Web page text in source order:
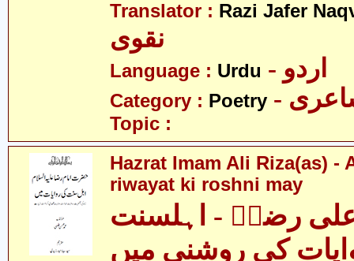
Translator : Razi Jafer
نقوی
Language : Urdu - اردو
Category : Poetry
Topic :
Hazrat Imam Ali Riza(as) -
riwayat ki roshni may
رضاؑ - اہلسنت
کی روشنی میں